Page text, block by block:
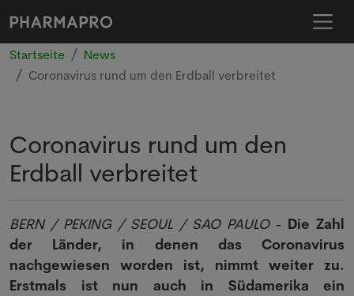
Startseite
News
Coronavirus rund um den Erdball verbreitet
Coronavirus rund um den
Erdball verbreitet
BERN / PEKING / SEOUL / SAO PAULO- Die Zahl
der Länder, in denen das Coronavirus
nachgewiesen worden ist, nimmt weiter zu.
Erstmals ist nun auch in Südamerika ein